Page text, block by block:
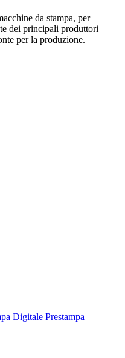
da stampa, per
dei principali produttori
per la produzione.
Digitale Prestampa